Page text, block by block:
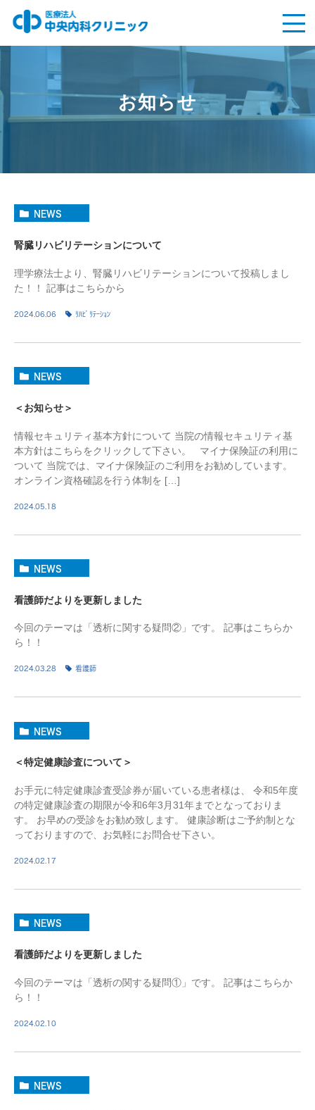
お知らせ
NEWS
腎臓リハビリテーションについて
理学療法士より、腎臓リハビリテーションについて投稿しまし
た！！ 記事はこちらから
2024.06.06 ﾘﾊﾋﾞﾘﾃｰｼｮﾝ
NEWS
＜お知らせ＞
情報セキュリティ基本方針について 当院の情報セキュリティ基
本方針はこちらをクリックして下さい。 マイナ保険証の利用に
ついて 当院では、マイナ保険証のご利用をお勧めしています。
オンライン資格確認を行う体制を […]
2024.05.18
NEWS
看護師だよりを更新しました
今回のテーマは「透析に関する疑問②」です。 記事はこちらか
ら！！
2024.03.28 看護師
NEWS
＜特定健康診査について＞
お手元に特定健康診査受診券が届いている患者様は、 令和5年度
の特定健康診査の期限が令和6年3月31年までとなっておりま
す。 お早めの受診をお勧め致します。 健康診断はご予約制とな
っておりますので、お気軽にお問合せ下さい。
2024.02.17
NEWS
看護師だよりを更新しました
今回のテーマは「透析の関する疑問①」です。 記事はこちらか
ら！！
2024.02.10
NEWS